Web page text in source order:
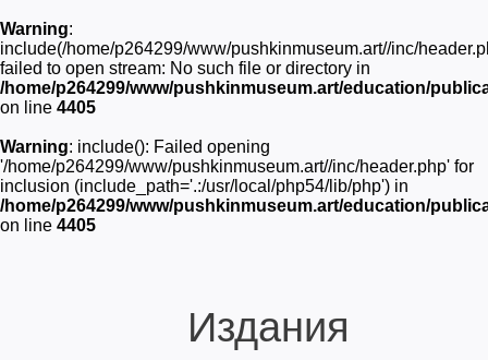
Warning:
include(/home/p264299/www/pushkinmuseum.art//inc/
failed to open stream: No such file or directory in
/home/p264299/www/pushkinmuseum.art/education/
on line 4405
Warning: include(): Failed opening
'/home/p264299/www/pushkinmuseum.art//inc/header.php' for
inclusion (include_path='.:/usr/local/php54/lib/php') in
/home/p264299/www/pushkinmuseum.art/education/
on line 4405
Издания